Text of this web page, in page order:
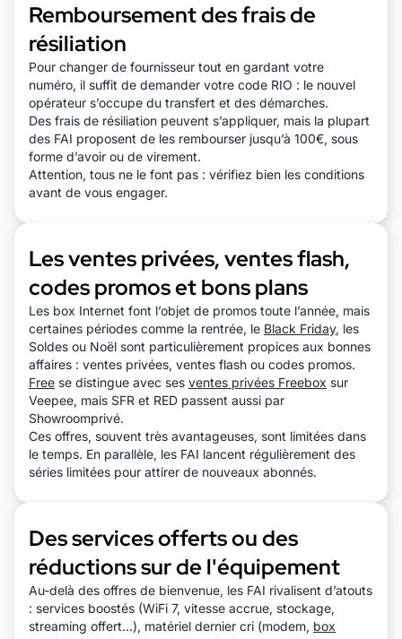
Remboursement des frais de
résiliation
Pour changer de fournisseur tout en gardant votre
numéro, il suffit de demander votre code RIO : le nouvel
opérateur s’occupe du transfert et des démarches.
Des frais de résiliation peuvent s’appliquer, mais la plupart
des FAI proposent de les rembourser jusqu’à 100€, sous
forme d’avoir ou de virement.
Attention, tous ne le font pas : vérifiez bien les conditions
avant de vous engager.
Les ventes privées, ventes flash,
codes promos et bons plans
Les box Internet font l’objet de promos toute l’année, mais
certaines périodes comme la rentrée, le Black Friday, les
Soldes ou Noël sont particulièrement propices aux bonnes
affaires : ventes privées, ventes flash ou codes promos.
Free se distingue avec ses ventes privées Freebox sur
Veepee, mais SFR et RED passent aussi par
Showroomprivé.
Ces offres, souvent très avantageuses, sont limitées dans
le temps. En parallèle, les FAI lancent régulièrement des
séries limitées pour attirer de nouveaux abonnés.
Des services offerts ou des
réductions sur de l'équipement
Au-delà des offres de bienvenue, les FAI rivalisent d’atouts
: services boostés (WiFi 7, vitesse accrue, stockage,
streaming offert…), matériel dernier cri (modem, box